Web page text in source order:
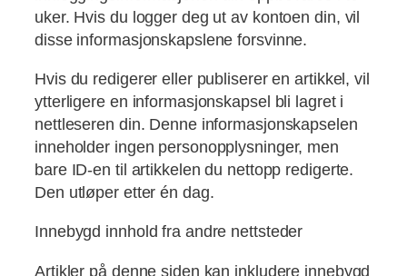
uker. Hvis du logger deg ut av kontoen din, vil
disse informasjonskapslene forsvinne.
Hvis du redigerer eller publiserer en artikkel, vil
ytterligere en informasjonskapsel bli lagret i
nettleseren din. Denne informasjonskapselen
inneholder ingen personopplysninger, men
bare ID-en til artikkelen du nettopp redigerte.
Den utløper etter én dag.
Innebygd innhold fra andre nettsteder
Artikler på denne siden kan inkludere innebygd